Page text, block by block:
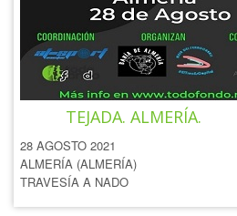
TRAVESÍA A NADO CARLOS
TEJADA. ALMERÍA.
28 AGOSTO 2021
ALMERÍA (ALMERÍA)
TRAVESÍA A NADO